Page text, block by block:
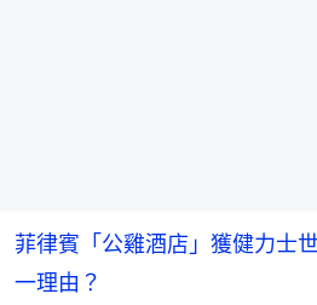
菲律賓「公雞酒店」獲健力士
一理由？